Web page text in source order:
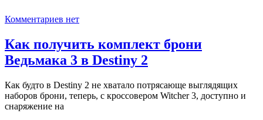
Комментариев нет
Как получить комплект брони
Ведьмака 3 в Destiny 2
Как будто в Destiny 2 не хватало потрясающе выглядящих
наборов брони, теперь, с кроссовером Witcher 3, доступно и
снаряжение на